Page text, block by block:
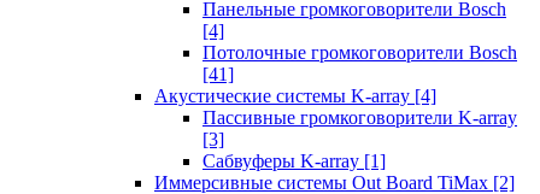
Панельные громкоговорители Bosch
[4]
Потолочные громкоговорители Bosch
[41]
Акустические системы K-array [4]
Пассивные громкоговорители K-array
[3]
Сабвуферы K-array [1]
Иммерсивные системы Out Board TiMax [2]